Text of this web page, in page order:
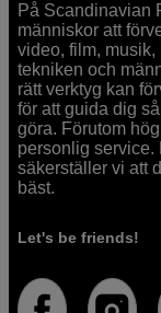
På Scandinavian
människor att
video, film,
tekniken och
rätt verktyg kan
för att guida dig
göra. Förutom
personlig service.
säkerställer vi att
bäst.
Let's be friends!